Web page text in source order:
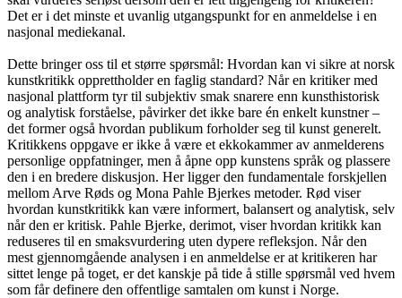
Det er i det minste et uvanlig utgangspunkt for en anmeldelse i en
nasjonal mediekanal.
Dette bringer oss til et større spørsmål: Hvordan kan vi sikre at norsk
kunstkritikk opprettholder en faglig standard? Når en kritiker med
nasjonal plattform tyr til subjektiv smak snarere enn kunsthistorisk
og analytisk forståelse, påvirker det ikke bare én enkelt kunstner –
det former også hvordan publikum forholder seg til kunst generelt.
Kritikkens oppgave er ikke å være et ekkokammer av anmelderens
personlige oppfatninger, men å åpne opp kunstens språk og plassere
den i en bredere diskusjon. Her ligger den fundamentale forskjellen
mellom Arve Røds og Mona Pahle Bjerkes metoder. Rød viser
hvordan kunstkritikk kan være informert, balansert og analytisk, selv
når den er kritisk. Pahle Bjerke, derimot, viser hvordan kritikk kan
reduseres til en smaksvurdering uten dypere refleksjon. Når den
mest gjennomgående analysen i en anmeldelse er at kritikeren har
sittet lenge på toget, er det kanskje på tide å stille spørsmål ved hvem
som får definere den offentlige samtalen om kunst i Norge.